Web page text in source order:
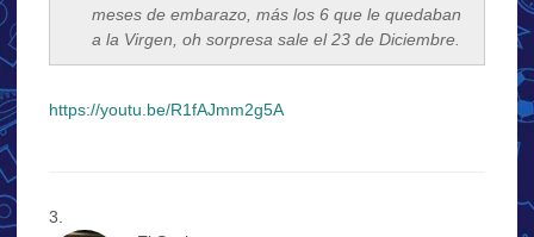
meses de embarazo, más los 6 que le quedaban
a la Virgen, oh sorpresa sale el 23 de Diciembre.
https://youtu.be/R1fAJmm2g5A